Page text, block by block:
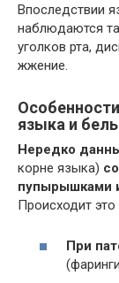
Впоследствии
наблюдаются
уголков рта,
жжение.
языка и
Нередко
корне языка)
пупырышками
Происходит
При